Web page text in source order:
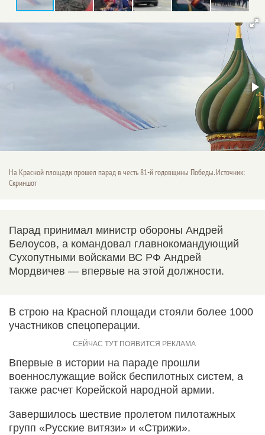
На Красной площади прошел парад в честь 81-й годовщины Победы. Источник:
Скриншот
Парад принимал министр обороны Андрей
Белоусов, а командовал главнокомандующий
Сухопутными войсками ВС РФ Андрей
Мордвичев — впервые на этой должности.
В строю на Красной площади стояли более 1000
участников спецоперации.
Впервые в истории на параде прошли
военнослужащие войск беспилотных систем, а
также расчет Корейской народной армии.
Завершилось шествие пролетом пилотажных
групп «Русские витязи» и «Стрижи».